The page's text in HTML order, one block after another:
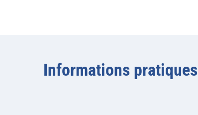
Informations pratiques